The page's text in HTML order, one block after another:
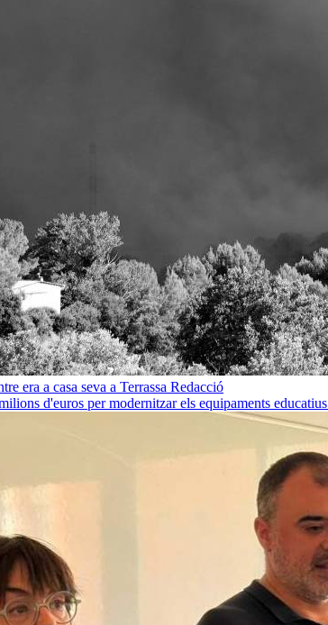
era a casa seva a Terrassa Redacció
d'euros per modernitzar els equipaments educatius